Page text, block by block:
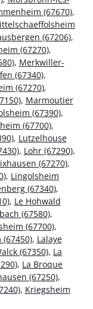
(67670),
(67206),
(67270),
, Merkwiller-
(67340),
(67270),
, Marmoutier
(67390),
(67700),
, Lutzelhouse
, Lohr (67290),
(67270),
, Lingolsheim
(67340),
, Le Hohwald
(67580),
(67700),
, Lalaye
(67350), La
, La Broque
(67250),
, Kriegsheim